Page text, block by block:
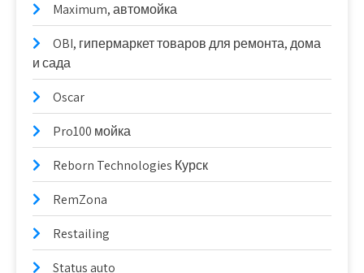
Maximum, автомойка
OBI, гипермаркет товаров для ремонта, дома
и сада
Oscar
Pro100 мойка
Reborn Technologies Курск
RemZona
Restailing
Status auto